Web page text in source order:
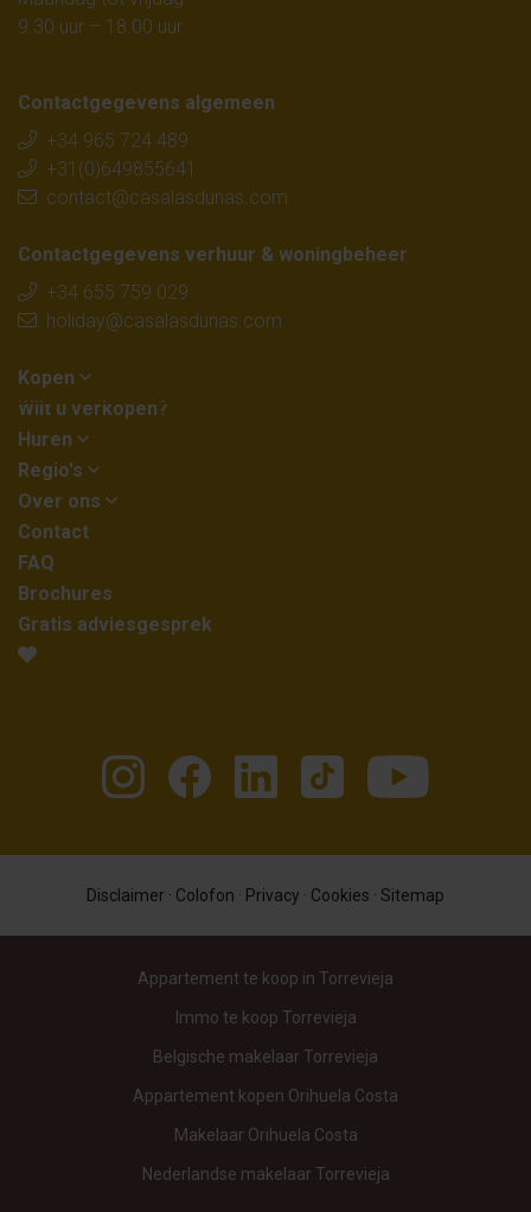
9.30 uur – 18.00 uur
Contactgegevens algemeen
+34 965 724 489
+31(0)649855641
contact@casalasdunas.com
Contactgegevens verhuur & woningbeheer
+34 655 759 029
holiday@casalasdunas.com
Kopen
Wilt u verkopen?
Huren
Regio's
Over ons
Contact
FAQ
Brochures
Gratis adviesgesprek
Disclaimer · Colofon · Privacy · Cookies · Sitemap
Appartement te koop in Torrevieja
Immo te koop Torrevieja
Belgische makelaar Torrevieja
Appartement kopen Orihuela Costa
Makelaar Orihuela Costa
Nederlandse makelaar Torrevieja